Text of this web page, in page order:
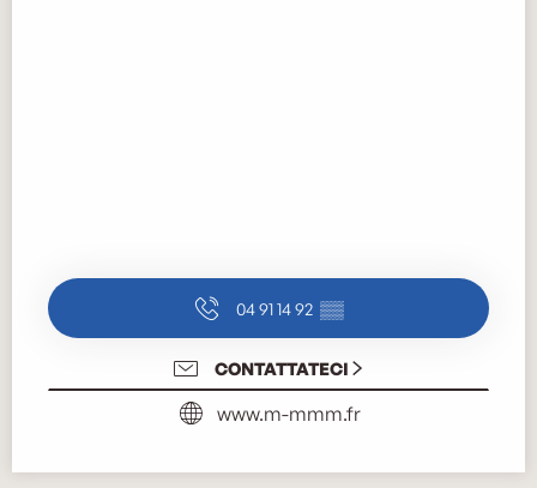
04 91 14 92 ▒▒
CONTATTATECI
www.m-mmm.fr